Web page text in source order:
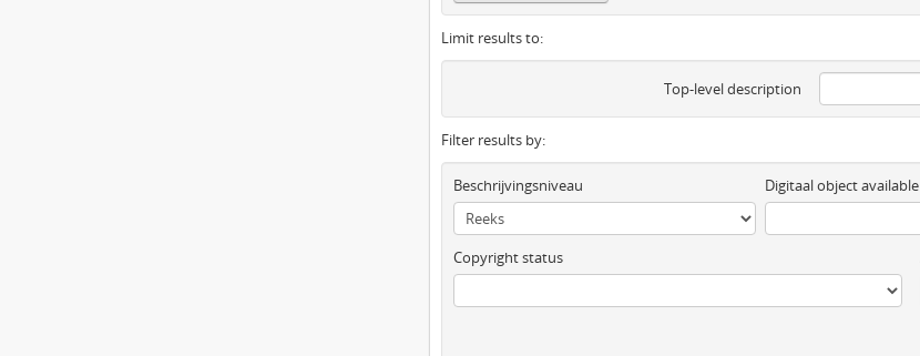
Limit results to:
Top-level description
Filter results by:
Beschrijvingsniveau Digitaal object available
Copyright status